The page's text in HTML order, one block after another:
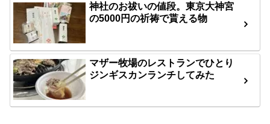
神社のお祓いの値段。東京大神宮
の5000円の祈祷で貰える物
マザー牧場のレストランでひとり
ジンギスカンランチしてみた